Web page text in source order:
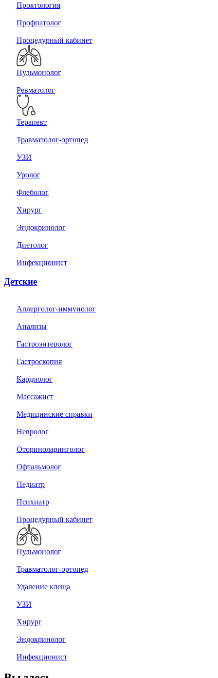
Проктология
Профпатолог
Процедурный кабинет
Пульмонолог
Ревматолог
Терапевт
Травматолог-ортопед
УЗИ
Уролог
Флеболог
Хирург
Эндокринолог
Диетолог
Инфекционист
Детские
Аллерголог-иммунолог
Анализы
Гастроэнтеролог
Гастроскопия
Кардиолог
Массажист
Медицинские справки
Невролог
Оториноларинголог
Офтальмолог
Педиатр
Психиатр
Процедурный кабинет
Пульмонолог
Травматолог-ортопед
Удаление клеща
УЗИ
Хирург
Эндокринолог
Инфекционист